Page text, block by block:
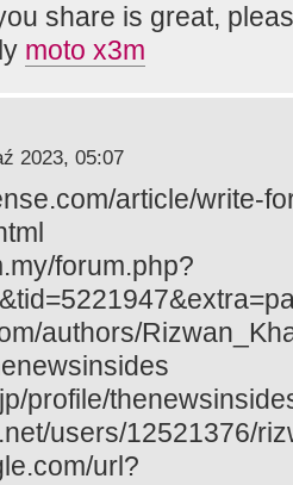
share is great,
moto x3m
2023, 05:07
article/write-
forum.php?
authors/
profile/
users/12521376/
url?